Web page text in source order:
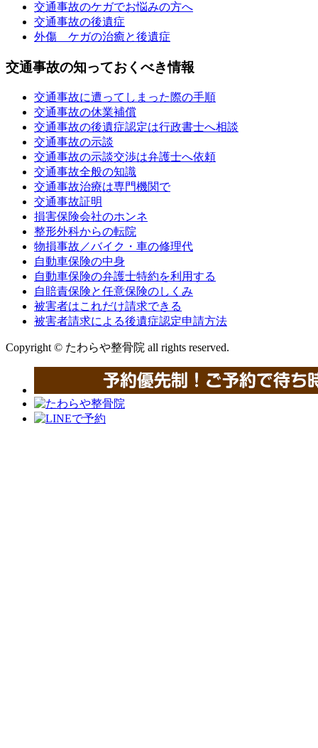
交通事故のケガでお悩みの方へ
交通事故の後遺症
外傷 ケガの治癒と後遺症
交通事故の知っておくべき情報
交通事故に遭ってしまった際の手順
交通事故の休業補償
交通事故の後遺症認定は行政書士へ相談
交通事故の示談
交通事故の示談交渉は弁護士へ依頼
交通事故全般の知識
交通事故治療は専門機関で
交通事故証明
損害保険会社のホンネ
整形外科からの転院
物損事故／バイク・車の修理代
自動車保険の中身
自動車保険の弁護士特約を利用する
自賠責保険と任意保険のしくみ
被害者はこれだけ請求できる
被害者請求による後遺症認定申請方法
Copyright © たわらや整骨院 all rights reserved.